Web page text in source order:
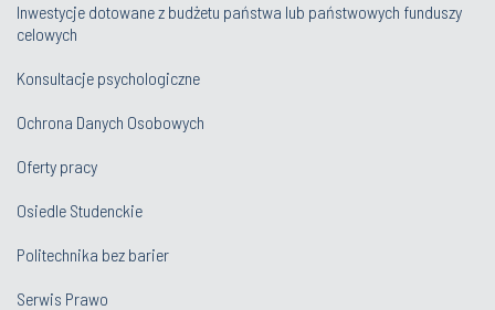
Inwestycje dotowane z budżetu państwa lub państwowych funduszy
celowych
Konsultacje psychologiczne
Ochrona Danych Osobowych
Oferty pracy
Osiedle Studenckie
Politechnika bez barier
Serwis Prawo